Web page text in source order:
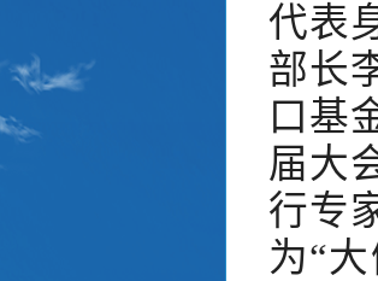
代表
部长
口基
届大
行专
为“